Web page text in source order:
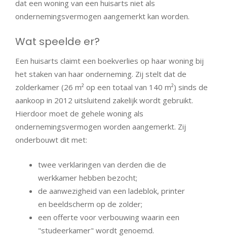
dat een woning van een huisarts niet als
ondernemingsvermogen aangemerkt kan worden.
Wat speelde er?
Een huisarts claimt een boekverlies op haar woning bij
het staken van haar onderneming. Zij stelt dat de
zolderkamer (26 m² op een totaal van 140 m²) sinds de
aankoop in 2012 uitsluitend zakelijk wordt gebruikt.
Hierdoor moet de gehele woning als
ondernemingsvermogen worden aangemerkt. Zij
onderbouwt dit met:
twee verklaringen van derden die de
werkkamer hebben bezocht;
de aanwezigheid van een ladeblok, printer
en beeldscherm op de zolder;
een offerte voor verbouwing waarin een
"studeerkamer" wordt genoemd.